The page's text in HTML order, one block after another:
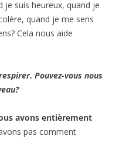
je suis heureux, quand je
quand je me sens
Cela nous aide
Pouvez-vous nous
avons entièrement
pas comment